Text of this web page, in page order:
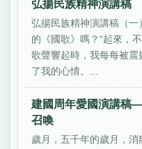
弘揚民族精神演講稿
弘揚民族精神演講稿（
的《國歌》嗎？“起來，
歌聲響起時，我每每被
了我的心情。...
建國周年愛國演講稿
召喚
歲月，五千年的歲月，